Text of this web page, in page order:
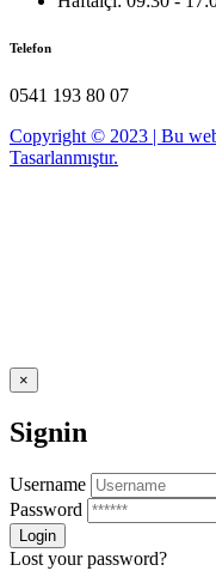
Telefon
0541 193 80 07
Copyright © 2023 | Bu
Tasarlanmıştır.
×
Signin
Username
Password
Lost your password?